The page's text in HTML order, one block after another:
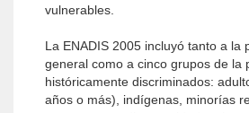
vulnerables.
La ENADIS 2005 incluyó tanto a la
general como a cinco grupos de la
históricamente discriminados:
años o más), indígenas, minorías